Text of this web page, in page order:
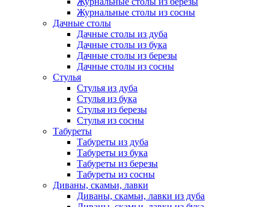
Журнальные столы из сосны
Дачные столы
Дачные столы из дуба
Дачные столы из бука
Дачные столы из березы
Дачные столы из сосны
Стулья
Стулья из дуба
Стулья из бука
Стулья из березы
Стулья из сосны
Табуреты
Табуреты из дуба
Табуреты из бука
Табуреты из березы
Табуреты из сосны
Диваны, скамьи, лавки
Диваны, скамьи, лавки из дуба